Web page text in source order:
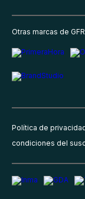
Otras marcas de
Política de
condiciones del